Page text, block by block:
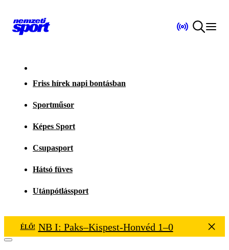
Friss hírek napi bontásban
Sportműsor
Képes Sport
Csupasport
Hátsó füves
Utánpótlássport
ÉLŐ! NB I: Paks–Kispest-Honvéd 1–0